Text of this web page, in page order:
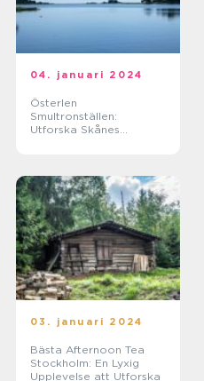
04. januari 2024
Österlen
Smultronställen:
Utforska Skånes
03. januari 2024
Bästa Afternoon Tea
Stockholm: En Lyxig
Upplevelse att Utforska